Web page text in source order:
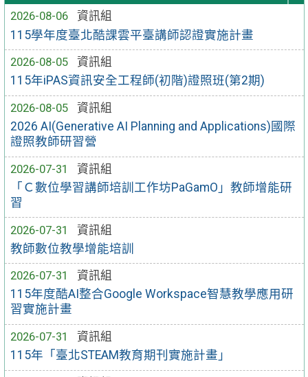
2026-08-06
資訊組
115學年度臺北酷課雲平臺講師認證實施計畫
2026-08-05
資訊組
115年iPAS資訊安全工程師(初階)證照班(第2期)
2026-08-05
資訊組
2026 AI(Generative AI Planning and Applications)國際
證照教師研習營
2026-07-31
資訊組
「Ｃ數位學習講師培訓工作坊PaGamO」教師增能研
習
2026-07-31
資訊組
教師數位教學增能培訓
2026-07-31
資訊組
115年度酷AI整合Google Workspace智慧教學應用研
習實施計畫
2026-07-31
資訊組
115年「臺北STEAM教育期刊實施計畫」